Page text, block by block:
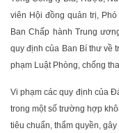
viên Hội đồng quản trị,
Ban Chấp hành Trung
quy định của Ban Bí thư về
phạm Luật Phòng, chống
Vi phạm các quy định của
trong một số trường hợp
tiêu chuẩn, thẩm quyền,